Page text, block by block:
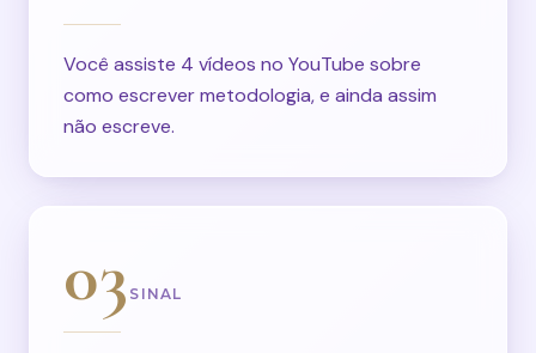
Você assiste 4 vídeos no YouTube sobre
como escrever metodologia, e ainda assim
não escreve.
03 SINAL